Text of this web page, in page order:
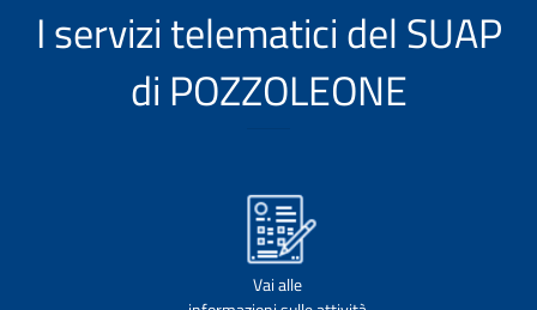
I servizi telematici del SUAP
di POZZOLEONE
Vai alle